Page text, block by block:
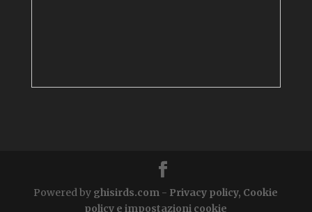
Powered by ghisirds.com - Privacy policy, Cookie
policy e impostazioni cookie